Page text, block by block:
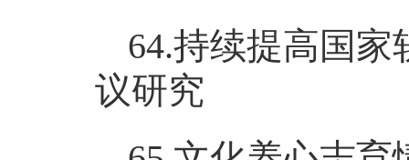
64.持续提高国
议研究